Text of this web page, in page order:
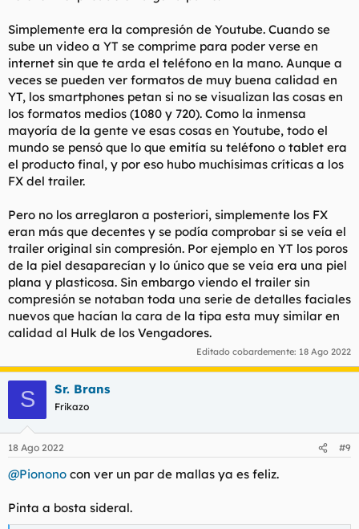
superior al trailer que tanto mosqueó a la peña. Y digo
incomprensiblemente porque no entiendo por qué lanzaron un
trailer con unos FX a medio camino.
Simplemente era la compresión de Youtube. Cuando se
sube un video a YT se comprime para poder verse en
internet sin que te arda el teléfono en la mano. Aunque a
veces se pueden ver formatos de muy buena calidad en
YT, los smartphones petan si no se visualizan las cosas en
los formatos medios (1080 y 720). Como la inmensa
mayoría de la gente ve esas cosas en Youtube, todo el
mundo se pensó que lo que emitía su teléfono o tablet era
el producto final, y por eso hubo muchísimas críticas a los
FX del trailer.
Pero no los arreglaron a posteriori, simplemente los FX
eran más que decentes y se podía comprobar si se veía el
trailer original sin compresión. Por ejemplo en YT los poros
de la piel desaparecían y lo único que se veía era una piel
plana y plasticosa. Sin embargo viendo el trailer sin
compresión se notaban toda una serie de detalles faciales
nuevos que hacían la cara de la tipa esta muy similar en
calidad al Hulk de los Vengadores.
Editado cobardemente: 18 Ago 2022
S Sr. Brans
Frikazo
18 Ago 2022 #9
@Pionono con ver un par de mallas ya es feliz.
Pinta a bosta sideral.